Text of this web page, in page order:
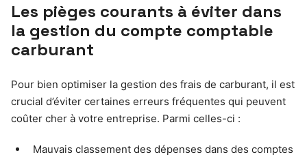
Les pièges courants à éviter dans
la gestion du compte comptable
carburant
Pour bien optimiser la gestion des frais de carburant, il est
crucial d’éviter certaines erreurs fréquentes qui peuvent
coûter cher à votre entreprise. Parmi celles-ci :
Mauvais classement des dépenses dans des comptes